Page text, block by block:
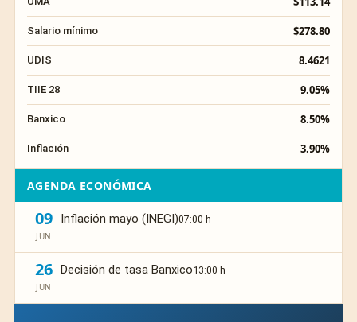
Salario mínimo $278.80
UDIS 8.4621
TIIE 28 9.05%
Banxico 8.50%
Inflación 3.90%
AGENDA ECONÓMICA
09
JUN
Inflación mayo (INEGI)07:00 h
26
JUN
Decisión de tasa Banxico13:00 h